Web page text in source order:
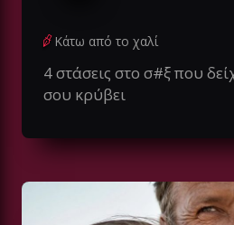
Κάτω από το χαλί
4 στάσεις στο σ#ξ που
σου κρύβει